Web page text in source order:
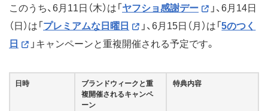
このうち、6月11日（木）は「 ヤフショ感謝デー
」、6月14日
（日）は「 プレミアムな日曜日 」、6月15日（月）は「5のつく
日
」キャンペーンと重複開催される予定です。
日時
ブランドウィークと重
複開催されるキャンペ
ーン
特典内容